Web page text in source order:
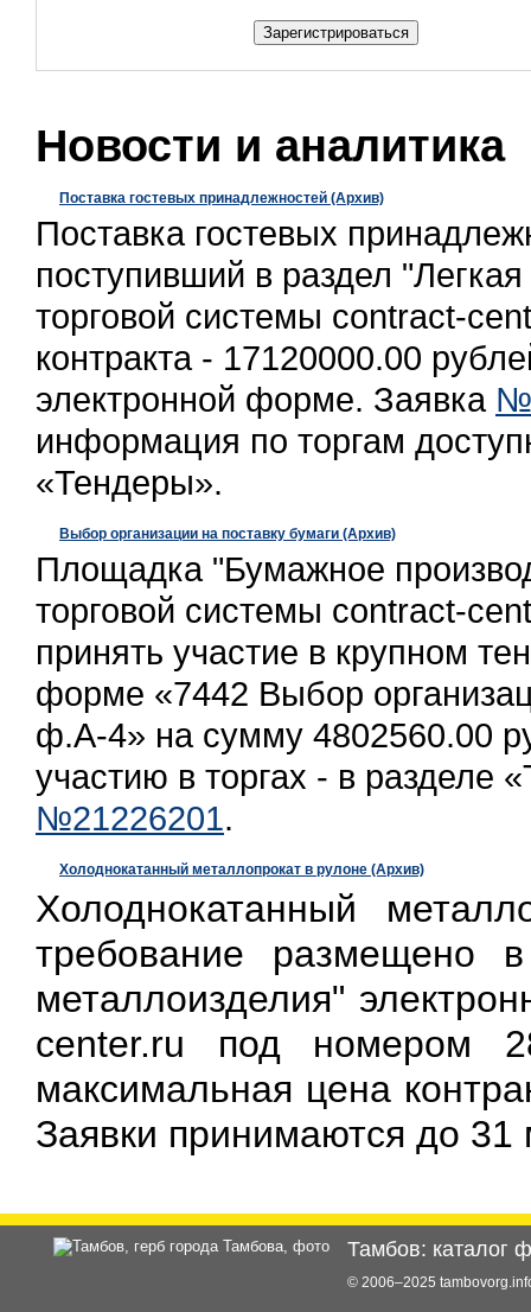
Новости и аналитика
Поставка гостевых принадлежностей (Архив)
Поставка гостевых
поступивший в раздел
торговой системы contract-
контракта - 17120000.00
электронной форме. Заявка
информация по торгам
«Тендеры».
Выбор организации на поставку бумаги (Архив)
Площадка "Бумажное
торговой системы contract-
принять участие в крупном
форме «7442 Выбор
ф.А-4» на сумму 4802560.00
участию в торгах - в разделе
№21226201.
Холоднокатанный металлопрокат в рулоне (Архив)
Холоднокатанный
требование размещено
металлоизделия"
center.ru под номером
максимальная цена
Заявки принимаются до 31
Тамбов: каталог
© 2006–2025